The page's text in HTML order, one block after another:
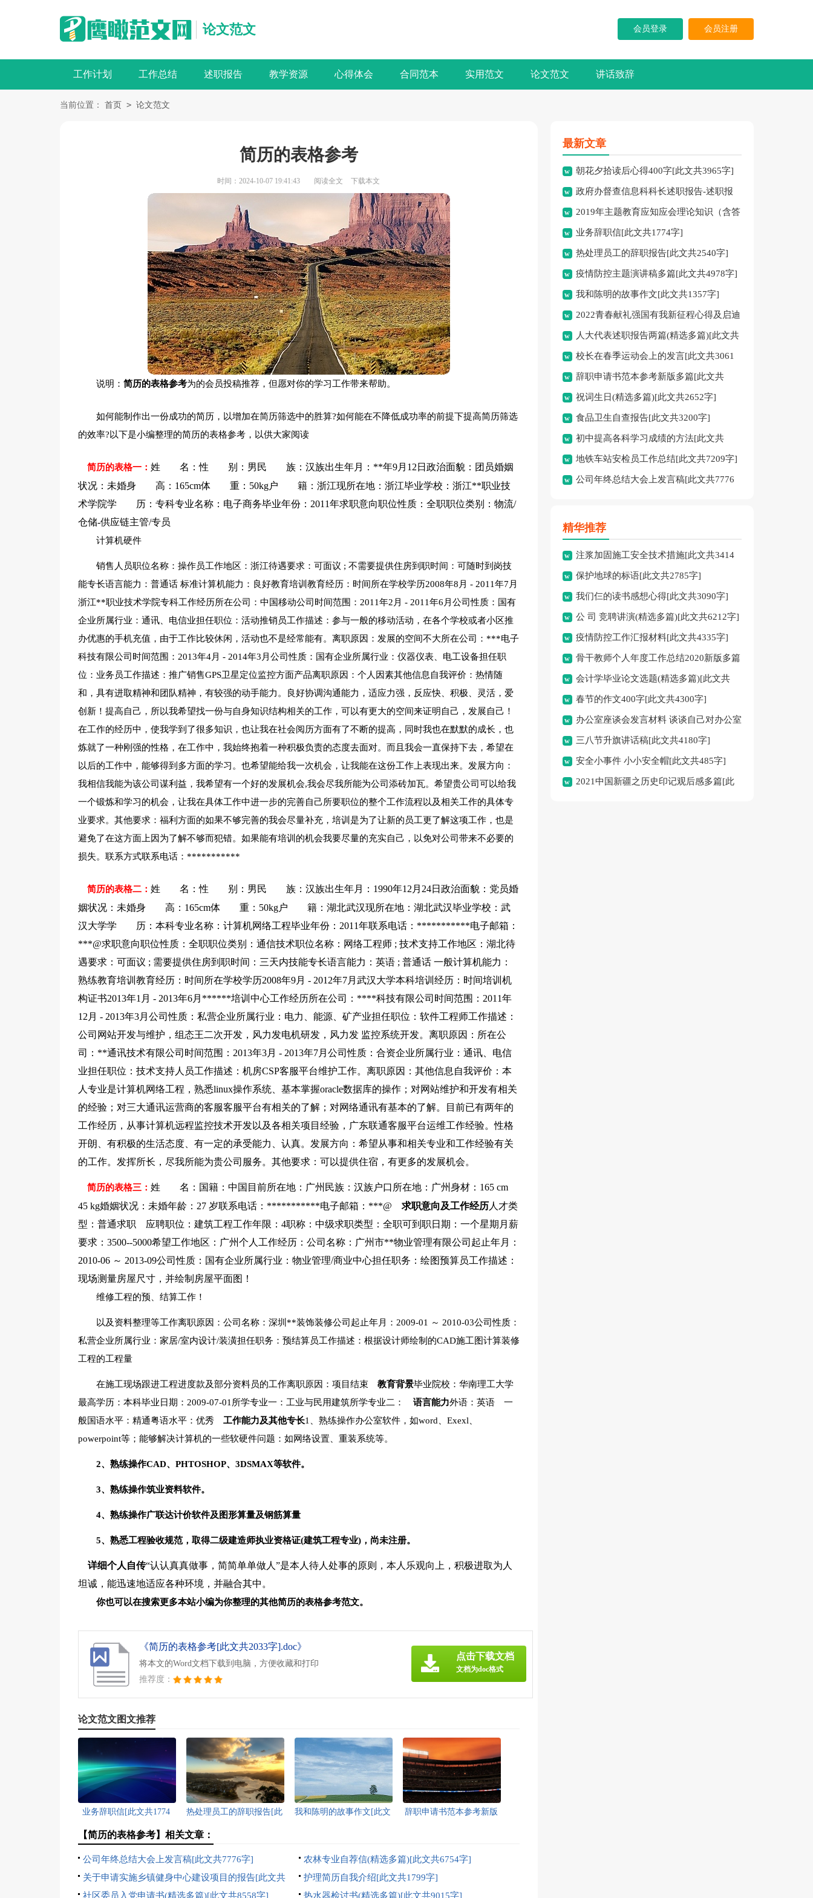
论文范文 会员登录 会员注册
工作计划 工作总结 述职报告 教学资源 心得体会 合同范本 实用范文 论文范文 讲话致辞
当前位置： 首页 > 论文范文
简历的表格参考
时间：2024-10-07 19:41:43 阅读全文 下载本文
说明： 简历的表格参考为的会员投稿推荐，但愿对你的学习工作带来帮助。
如何能制作出一份成功的简历，以增加在简历筛选中的胜算?如何能在不降低成功率的前提下提高简历筛选
的效率?以下是小编整理的简历的表格参考，以供大家阅读
简历的表格一： 姓 名：性 别：男民 族：汉族出生年月：**年9月12日政治面貌：团员婚姻
状况：未婚身 高：165cm体 重：50kg户 籍：浙江现所在地：浙江毕业学校：浙江**职业技
术学院学 历：专科专业名称：电子商务毕业年份：2011年求职意向职位性质：全职职位类别：物流/
仓储-供应链主管/专员
计算机硬件
销售人员职位名称：操作员工作地区：浙江待遇要求：可面议 ; 不需要提供住房到职时间：可随时到岗技
能专长语言能力：普通话 标准计算机能力：良好教育培训教育经历：时间所在学校学历2008年8月 - 2011年7月
浙江**职业技术学院专科工作经历所在公司：中国移动公司时间范围：2011年2月 - 2011年6月公司性质：国有
企业所属行业：通讯、电信业担任职位：活动推销员工作描述：参与一般的移动活动，在各个学校或者小区推
办优惠的手机充值，由于工作比较休闲，活动也不是经常能有。离职原因：发展的空间不大所在公司：***电子
科技有限公司时间范围：2013年4月 - 2014年3月公司性质：国有企业所属行业：仪器仪表、电工设备担任职
位：业务员工作描述：推广销售GPS卫星定位监控方面产品离职原因：个人因素其他信息自我评价：热情随
和，具有进取精神和团队精神，有较强的动手能力。良好协调沟通能力，适应力强，反应快、积极、灵活，爱
创新！提高自己，所以我希望找一份与自身知识结构相关的工作，可以有更大的空间来证明自己，发展自己！
在工作的经历中，使我学到了很多知识，也让我在社会阅历方面有了不断的提高，同时我也在默默的成长，也
炼就了一种刚强的性格，在工作中，我始终抱着一种积极负责的态度去面对。而且我会一直保持下去，希望在
以后的工作中，能够得到多方面的学习。也希望能给我一次机会，让我能在这份工作上表现出来。发展方向：
我相信我能为该公司谋利益，我希望有一个好的发展机会,我会尽我所能为公司添砖加瓦。希望贵公司可以给我
一个锻炼和学习的机会，让我在具体工作中进一步的完善自己所要职位的整个工作流程以及相关工作的具体专
业要求。其他要求：福利方面的如果不够完善的我会尽量补充，培训是为了让新的员工更了解这项工作，也是
避免了在这方面上因为了解不够而犯错。如果能有培训的机会我要尽量的充实自己，以免对公司带来不必要的
损失。联系方式联系电话：***********
简历的表格二： 姓 名：性 别：男民 族：汉族出生年月：1990年12月24日政治面貌：党员婚
姻状况：未婚身 高：165cm体 重：50kg户 籍：湖北武汉现所在地：湖北武汉毕业学校：武
汉大学学 历：本科专业名称：计算机网络工程毕业年份：2011年联系电话：***********电子邮箱：
***@求职意向职位性质：全职职位类别：通信技术职位名称：网络工程师 ; 技术支持工作地区：湖北待
遇要求：可面议 ; 需要提供住房到职时间：三天内技能专长语言能力：英语 ; 普通话 一般计算机能力：
熟练教育培训教育经历：时间所在学校学历2008年9月 - 2012年7月武汉大学本科培训经历：时间培训机
构证书2013年1月 - 2013年6月******培训中心工作经历所在公司：****科技有限公司时间范围：2011年
12月 - 2013年3月公司性质：私营企业所属行业：电力、能源、矿产业担任职位：软件工程师工作描述：
公司网站开发与维护，组态王二次开发，风力发电机研发，风力发 监控系统开发。离职原因：所在公
司：**通讯技术有限公司时间范围：2013年3月 - 2013年7月公司性质：合资企业所属行业：通讯、电信
业担任职位：技术支持人员工作描述：机房CSP客服平台维护工作。离职原因：其他信息自我评价：本
人专业是计算机网络工程，熟悉linux操作系统、基本掌握oracle数据库的操作；对网站维护和开发有相关
的经验；对三大通讯运营商的客服客服平台有相关的了解；对网络通讯有基本的了解。目前已有两年的
工作经历，从事计算机远程监控技术开发以及各相关项目经验，广东联通客服平台运维工作经验。性格
开朗、有积极的生活态度、有一定的承受能力、认真。发展方向：希望从事和相关专业和工作经验有关
的工作。发挥所长，尽我所能为贵公司服务。其他要求：可以提供住宿，有更多的发展机会。
简历的表格三： 姓 名：国籍：中国目前所在地：广州民族：汉族户口所在地：广州身材：165 cm
45 kg婚姻状况：未婚年龄：27 岁联系电话：***********电子邮箱：***@ 求职意向及工作经历人才类
型：普通求职 应聘职位：建筑工程工作年限：4职称：中级求职类型：全职可到职日期：一个星期月薪
要求：3500--5000希望工作地区：广州个人工作经历：公司名称：广州市**物业管理有限公司起止年月：
2010-06 ～ 2013-09公司性质：国有企业所属行业：物业管理/商业中心担任职务：绘图预算员工作描述：
现场测量房屋尺寸，并绘制房屋平面图！
维修工程的预、结算工作！
以及资料整理等工作离职原因：公司名称：深圳**装饰装修公司起止年月：2009-01 ～ 2010-03公司性质：
私营企业所属行业：家居/室内设计/装潢担任职务：预结算员工作描述：根据设计师绘制的CAD施工图计算装修
工程的工程量
在施工现场跟进工程进度款及部分资料员的工作离职原因：项目结束 教育背景毕业院校：华南理工大学
最高学历：本科毕业日期：2009-07-01所学专业一：工业与民用建筑所学专业二：
语言能力外语：英语 一
般国语水平：精通粤语水平：优秀 工作能力及其他专长1、熟练操作办公室软件，如word、Exexl、
powerpoint等；能够解决计算机的一些软硬件问题：如网络设置、重装系统等。
2、熟练操作CAD、PHTOSHOP、3DSMAX等软件。
3、熟练操作筑业资料软件。
4、熟练操作广联达计价软件及图形算量及钢筋算量
5、熟悉工程验收规范，取得二级建造师执业资格证(建筑工程专业)，尚未注册。
详细个人自传“认认真真做事，简简单单做人”是本人待人处事的原则，本人乐观向上，积极进取为人
坦诚，能迅速地适应各种环境，并融合其中。
你也可以在搜索更多本站小编为你整理的其他简历的表格参考范文。
《简历的表格参考[此文共2033字].doc》
将本文的Word文档下载到电脑，方便收藏和打印
推荐度：
点击下载文档
文档为doc格式
论文范文图文推荐
业务辞职信[此文共1774
字]
热处理员工的辞职报告[此
我和陈明的故事作文[此文
辞职申请书范本参考新版
【简历的表格参考】相关文章：
公司年终总结大会上发言稿[此文共7776字]
农林专业自荐信(精选多篇)[此文共6754字]
关于申请实施乡镇健身中心建设项目的报告[此文共
1237字]
护理简历自我介绍[此文共1799字]
社区委员入党申请书(精选多篇)[此文共8558字]
热水器检讨书(精选多篇)[此文共9015字]
最新文章
朝花夕拾读后心得400字[此文共3965字]
政府办督查信息科科长述职报告-述职报
告[此文共10194字]
2019年主题教育应知应会理论知识（含答
案）[此文共10252字]
业务辞职信[此文共1774字]
热处理员工的辞职报告[此文共2540字]
疫情防控主题演讲稿多篇[此文共4978字]
我和陈明的故事作文[此文共1357字]
2022青春献礼强国有我新征程心得及启迪
多篇[此文共4095字]
人大代表述职报告两篇(精选多篇)[此文共
12798字]
校长在春季运动会上的发言[此文共3061
字] 辞职申请书范本参考新版多篇[此文共
2986字]
祝词生日(精选多篇)[此文共2652字]
食品卫生自查报告[此文共3200字]
初中提高各科学习成绩的方法[此文共
2526字]
地铁车站安检员工作总结[此文共7209字]
公司年终总结大会上发言稿[此文共7776
精华推荐
注浆加固施工安全技术措施[此文共3414
字] 保护地球的标语[此文共2785字]
我们仨的读书感想心得[此文共3090字]
公 司 竞聘讲演(精选多篇)[此文共6212字]
疫情防控工作汇报材料[此文共4335字]
骨干教师个人年度工作总结2020新版多篇
[此文共5248字]
会计学毕业论文选题(精选多篇)[此文共
7471字]
春节的作文400字[此文共4300字]
办公室座谈会发言材料 谈谈自己对办公室
工作的一些认识和体会[此文共826字]
三八节升旗讲话稿[此文共4180字]
安全小事件 小小安全帽[此文共485字]
2021中国新疆之历史印记观后感多篇[此